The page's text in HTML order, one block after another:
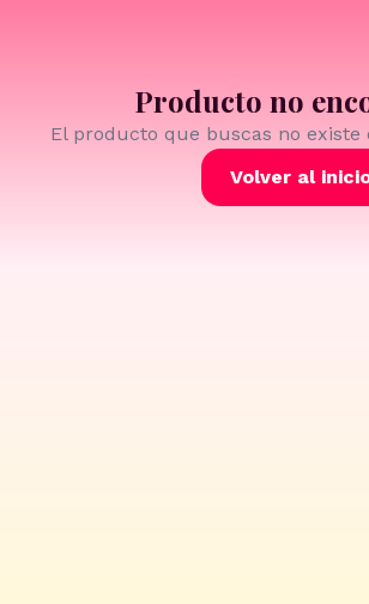
Producto no
El producto que buscas no existe
Volver al